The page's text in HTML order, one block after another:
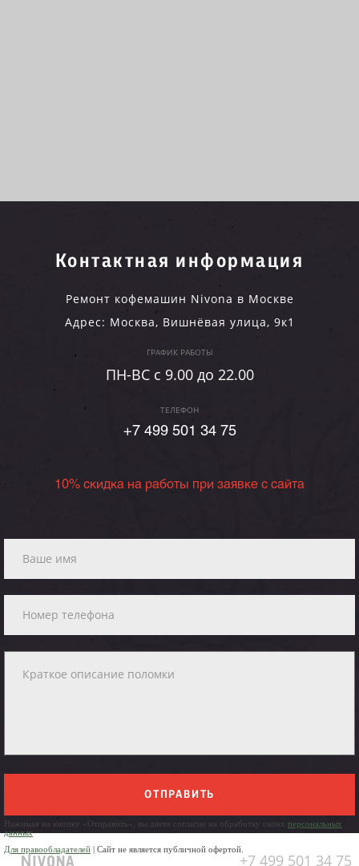
Контактная информация
Ремонт кофемашин Nivona в Москве
Адрес: Москва, Вишнёвая улица, 9к1
ГРАФИК РАБОТЫ
ПН-ВC c 9.00 до 22.00
ТЕЛЕФОН
+7 499 501 34 75
10% скидка на работы при заявке с сайта
ОТПРАВИТЬ
Нажимая на кнопку «Отправить», вы даете согласие на обработку своих персональных
данных
Для правообладателей | Сайт не является публичной офертой.
+7 499 501 34 75